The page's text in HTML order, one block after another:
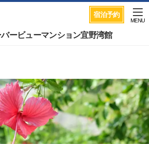
宿泊予約
ービューマンション宜野湾館
MENU